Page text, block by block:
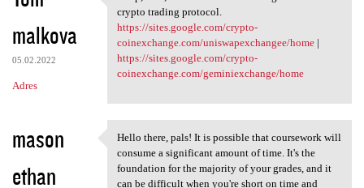
malkova
05.02.2022
Adres
Swap, earn, and build on the
crypto trading protocol.
https://sites.google.com/crypto-
coinexchange.com/uniswapexchangee/home|
https://sites.google.com/crypto-
coinexchange.com/geminiexchange/home
mason
ethan
Hello there, pals! It is
Hello there, pals! It is possible that coursework will
consume a significant amount of time. It's the
foundation for the majority of your grades, and it
can be difficult when you're short on time and